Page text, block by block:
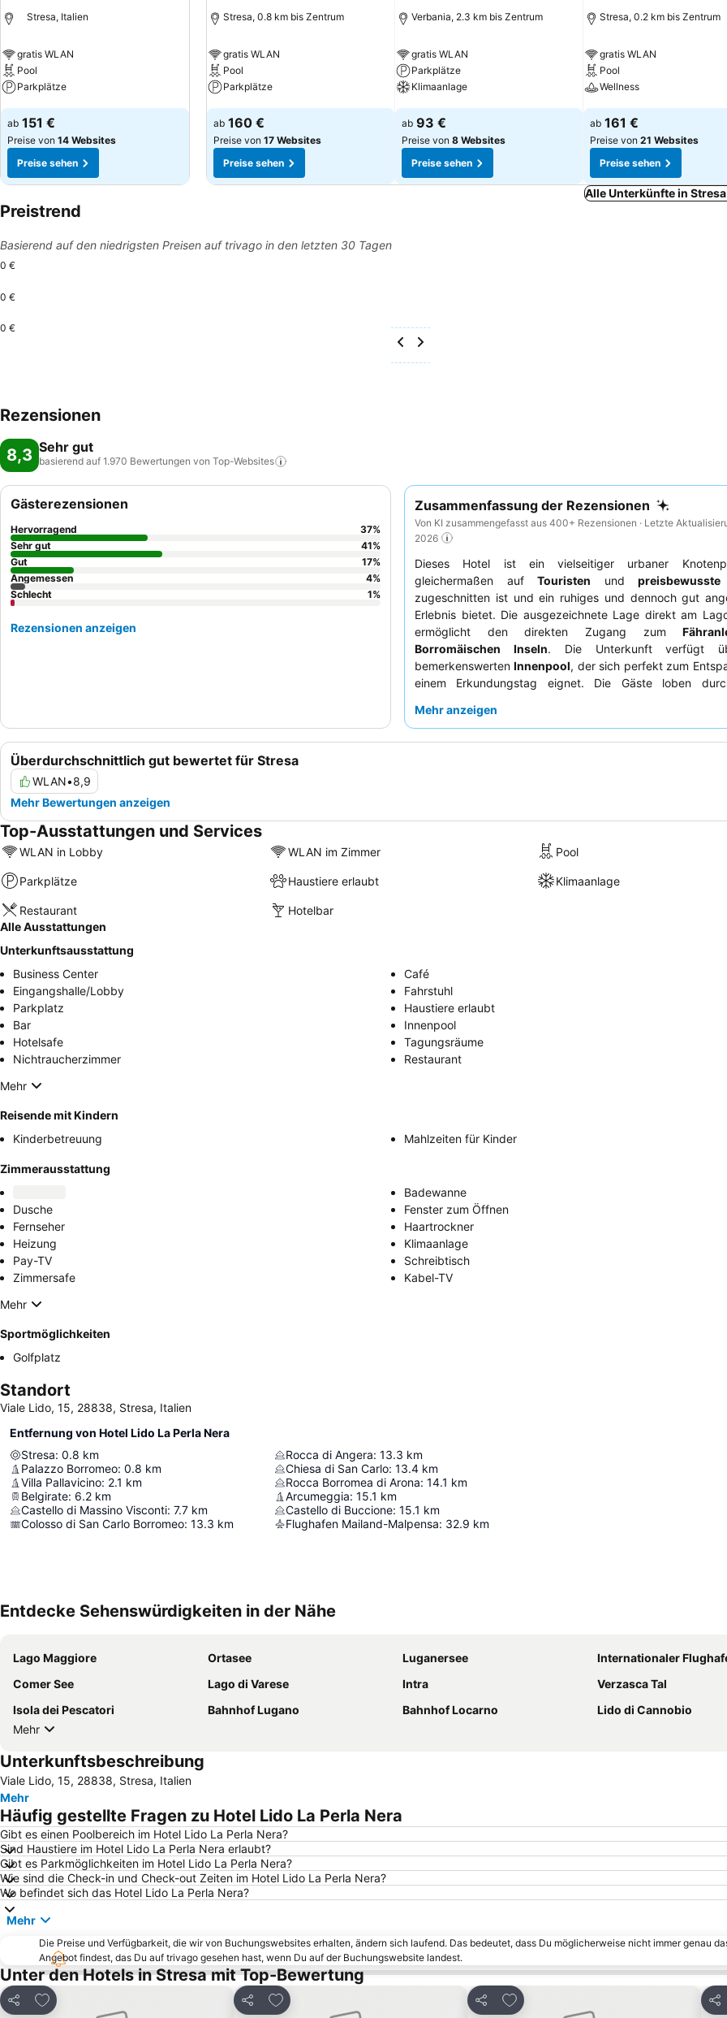
Stresa, Italien
gratis WLAN
Pool
Parkplätze
Preise sehen
ab 151 €
Preise von 14 Websites
Preise sehen
Stresa, 0.8 km bis Zentrum
gratis WLAN
Pool
Parkplätze
Preise sehen
ab 160 €
Preise von 17 Websites
Preise sehen
Verbania, 2.3 km bis Zentrum
gratis WLAN
Parkplätze
Klimaanlage
Preise sehen
ab 93 €
Preise von 8 Websites
Preise sehen
Stresa, 0.2 km bis Zentrum
gratis WLAN
Pool
Wellness
Preise sehen
ab 161 €
Preise von 21 Websites
Preise sehen
Alle Unterkünfte in
Preistrend
Basierend auf den niedrigsten Preisen auf trivago in den letzten 30 Tagen
0 €
0 €
0 €
Rezensionen
8,3 Sehr gut
basierend auf 1.970 Bewertungen von Top-Websites
Zusammenfassung der Rezensionen
Von KI zusammengefasst aus 400+ Rezensionen · Letzte
2026
Dieses Hotel ist ein vielseitiger urbaner
gleichermaßen aufTouristen und
zugeschnitten ist und ein ruhiges und dennoch gut
Erlebnis bietet. Die ausgezeichnete Lage direkt am
ermöglicht den direkten Zugang zum
Borromäischen Inseln. Die Unterkunft verfügt
bemerkenswertenInnenpool, der sich perfekt zum
einem Erkundungstag eignet. Die Gäste loben
abwechslungsreiche
Mehr anzeigen
Überdurchschnittlich gut bewertet für Stresa
WLAN•8,9
Mehr Bewertungen anzeigen
Gästerezensionen
Hervorragend 37%
Sehr gut
41%
Gut
17%
Angemessen
4%
Schlecht
1%
Rezensionen anzeigen
Top-Ausstattungen und Services
WLAN in Lobby WLAN im Zimmer Pool
Parkplätze Haustiere erlaubt Klimaanlage
Restaurant
Hotelbar
Alle Ausstattungen
Unterkunftsausstattung
Business Center
Café
Eingangshalle/Lobby
Fahrstuhl
Parkplatz
Haustiere erlaubt
Bar
Innenpool
Hotelsafe
Tagungsräume
Nichtraucherzimmer
Restaurant
Mehr
Reisende mit Kindern
Kinderbetreuung
Mahlzeiten für Kinder
Zimmerausstattung
Badewanne
Dusche
Fenster zum Öffnen
Fernseher
Haartrockner
Heizung
Klimaanlage
Pay-TV
Schreibtisch
Zimmersafe
Kabel-TV
Mehr
Sportmöglichkeiten
Golfplatz
Standort
Viale Lido, 15, 28838, Stresa, Italien
Entfernung von Hotel Lido La Perla Nera
Stresa: 0.8 km
Palazzo Borromeo: 0.8 km
Villa Pallavicino: 2.1 km
Belgirate: 6.2 km
Castello di Massino Visconti: 7.7 km
Colosso di San Carlo Borromeo: 13.3 km
Rocca di Angera: 13.3 km
Chiesa di San Carlo: 13.4 km
Rocca Borromea di Arona: 14.1 km
Arcumeggia: 15.1 km
Castello di Buccione: 15.1 km
Flughafen Mailand-Malpensa: 32.9 km
Entdecke Sehenswürdigkeiten in der Nähe
Lago Maggiore Ortasee Luganersee
Internationaler Flughafen Mailand Malpensa
Comer See
Lago di Varese Intra
Verzasca Tal
Isola dei Pescatori
Bahnhof Lugano Bahnhof Locarno
Lido di Cannobio
Mehr
Unterkunftsbeschreibung
Viale Lido, 15, 28838, Stresa, Italien
Mehr
Häufig gestellte Fragen zu Hotel Lido La Perla Nera
Gibt es einen Poolbereich im Hotel Lido La Perla Nera?
Sind Haustiere im Hotel Lido La Perla Nera erlaubt?
Gibt es Parkmöglichkeiten im Hotel Lido La Perla Nera?
Wie sind die Check-in und Check-out Zeiten im Hotel Lido La Perla Nera?
Wo befindet sich das Hotel Lido La Perla Nera?
Mehr
Die Preise und Verfügbarkeit, die wir von Buchungswebsites erhalten, ändern sich laufend. Das bedeutet, dass Du möglicherweise nicht immer genau
Angebot findest, das Du auf trivago gesehen hast, wenn Du auf der Buchungswebsite landest.
Unter den Hotels in Stresa mit Top-Bewertung
Teilen
Zu Favoriten hinzufügen
Teilen
Zu Favoriten hinzufügen
Teilen
Zu Favoriten hinzufügen